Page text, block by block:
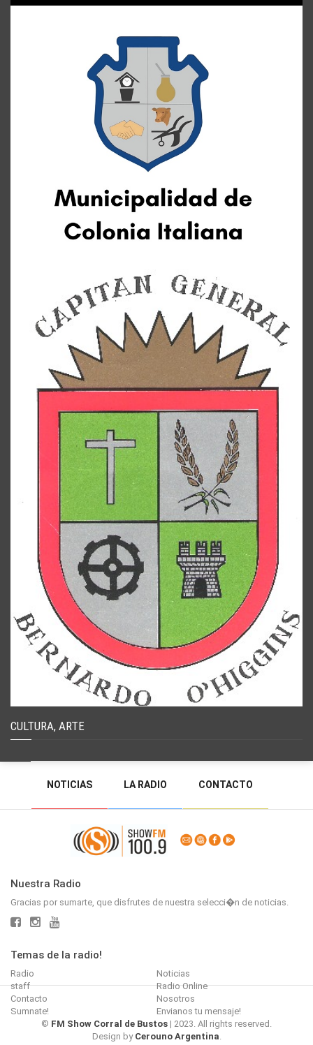
CULTURA, ARTE
NOTICIAS LA RADIO CONTACTO
PROGRAMACIÓN RADIO EN VIVO
DEJAR MENSAJE
Nuestra Radio
Gracias por sumarte, que disfrutes de nuestra selecci�n de noticias.
Temas de la radio!
Radio
Noticias
staff
Radio Online
Contacto
Nosotros
Sumnate!
Envianos tu mensaje!
© FM Show Corral de Bustos | 2023. All rights reserved.
Design by Cerouno Argentina.